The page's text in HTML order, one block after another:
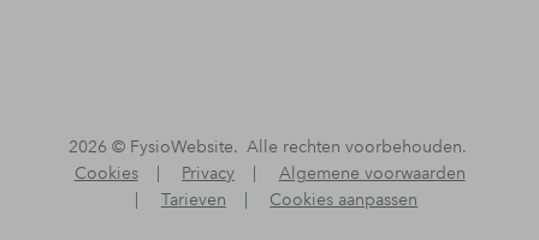
2026 © FysioWebsite. Alle rechten voorbehouden.
Cookies
Privacy
Algemene voorwaarden
Tarieven Cookies aanpassen